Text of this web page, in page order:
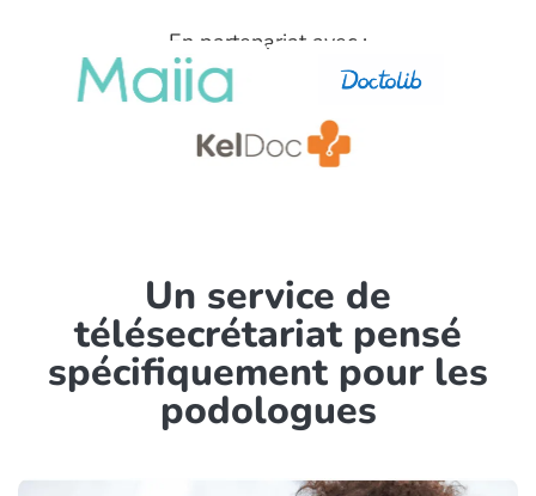
Un service de
télésecrétariat pensé
spécifiquement pour les
podologues
En partenariat avec :